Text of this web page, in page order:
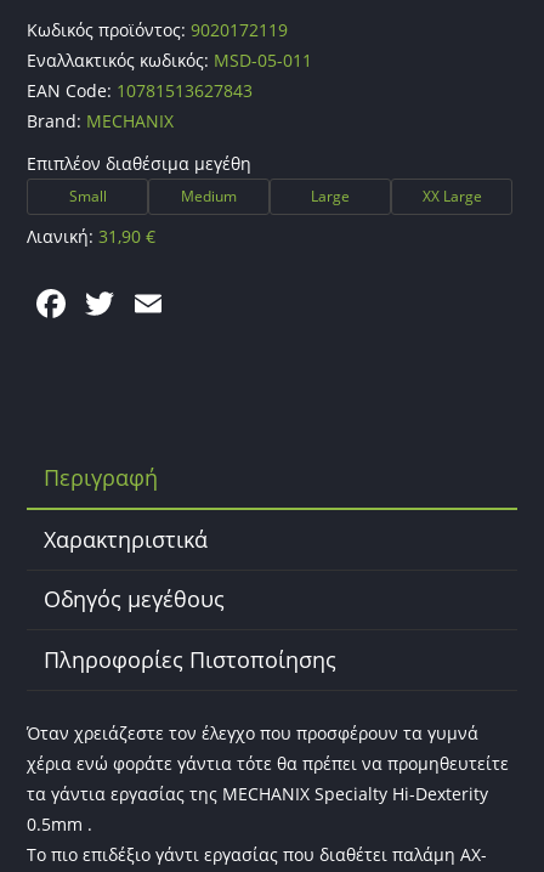
Κωδικός προϊόντος:9020172119
Εναλλακτικός κωδικός: MSD-05-011
EAN Code: 10781513627843
Brand: MECHANIX
Επιπλέον διαθέσιμα μεγέθη
Small Medium Large XX Large
Λιανική:31,90€
F
o
o
T
Περιγραφή
Χαρακτηριστικά
Οδηγός μεγέθους
Πληροφορίες Πιστοποίησης
Όταν χρειάζεστε τον έλεγχο που προσφέρουν τα γυμνά
χέρια ενώ φοράτε γάντια τότε θα πρέπει να προμηθευτείτε
τα γάντια εργασίας της MECHANIX Specialty Hi-Dexterity
0.5mm .
Το πιο επιδέξιο γάντι εργασίας που διαθέτει παλάμη AX-